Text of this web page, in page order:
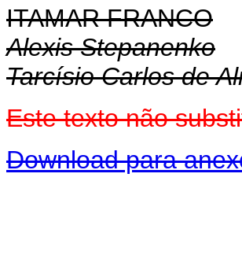
ITAMAR FRANCO
Alexis Stepanenko
Tarcísio Carlos de
Este texto não
Download para